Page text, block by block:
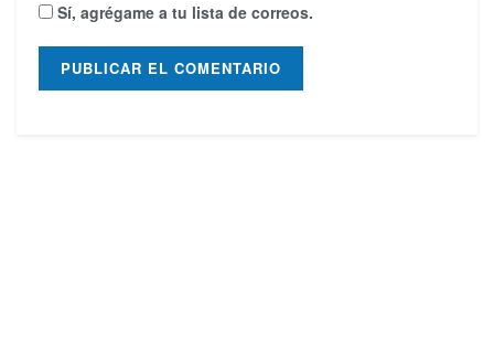
Sí, agrégame a tu lista de correos.